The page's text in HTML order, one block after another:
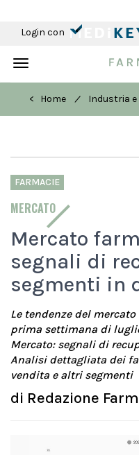
Login con
Toggle
< Home
/ Industria
FARMACIE
MERCATO
Mercato
segnali di
segmenti in
Le tendenze del
prima settimana di
Mercato: segnali di
Analisi dettagliata dei
vendita e altri segmenti
di Redazione